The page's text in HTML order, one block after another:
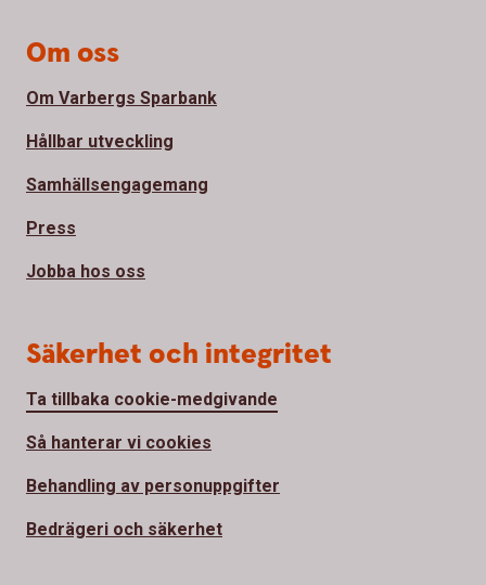
Om oss
Om Varbergs Sparbank
Hållbar utveckling
Samhällsengagemang
Press
Jobba hos oss
Säkerhet och integritet
Ta tillbaka cookie-medgivande
Så hanterar vi cookies
Behandling av personuppgifter
Bedrägeri och säkerhet